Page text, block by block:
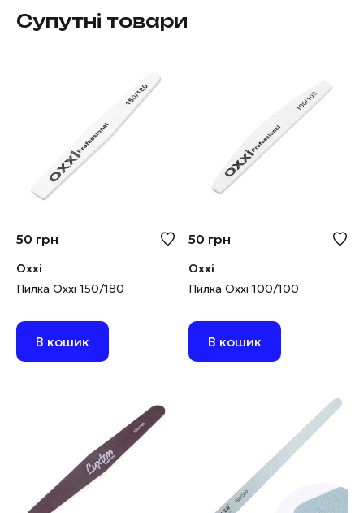
Супутні товари
50 грн
Oxxi
Пилка Oxxi 150/180
В кошик
50 грн
Oxxi
Пилка Oxxi 100/100
В кошик